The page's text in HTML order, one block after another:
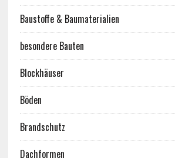
Baustoffe & Baumaterialien
besondere Bauten
Blockhäuser
Böden
Brandschutz
Dachformen